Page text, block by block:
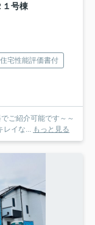
１号棟
宅性能評価書付
ご紹介可能です～～
レイな... もっと見る